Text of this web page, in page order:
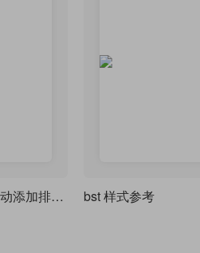
为中文参考文献自动添加排序用的拼音信息域 bst 样式参考